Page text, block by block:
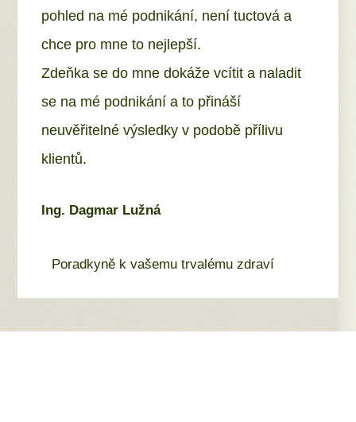
pohled na mé podnikání, není tuctová a
chce pro mne to nejlepší.
Zdeňka se do mne dokáže vcítit a naladit
se na mé podnikání a to přináší
neuvěřitelné výsledky v podobě přílivu
klientů.
Ing. Dagmar Lužná
Poradkyně k vašemu trvalému zdraví